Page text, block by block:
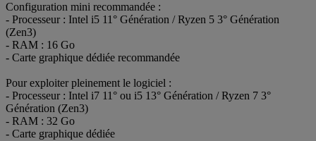
Configuration mini recommandée :
- Processeur : Intel i5 11° Génération / Ryzen 5 3° Génération
(Zen3)
- RAM : 16 Go
- Carte graphique dédiée recommandée
Pour exploiter pleinement le logiciel :
- Processeur : Intel i7 11° ou i5 13° Génération / Ryzen 7 3°
Génération (Zen3)
- RAM : 32 Go
- Carte graphique dédiée